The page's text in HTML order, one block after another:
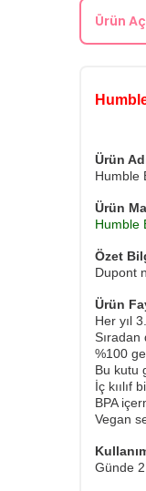
Ürün
Ürün
Humble
Ürün
Humble
Özet
Dupont
Ürün
Her yıl
%100
Bu kutu
İç kıılıf
BPA
Vegan
Günde